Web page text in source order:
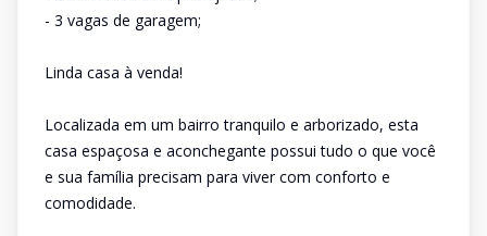
- 3 vagas de garagem;
Linda casa à venda!
Localizada em um bairro tranquilo e arborizado, esta
casa espaçosa e aconchegante possui tudo o que você
e sua família precisam para viver com conforto e
comodidade.